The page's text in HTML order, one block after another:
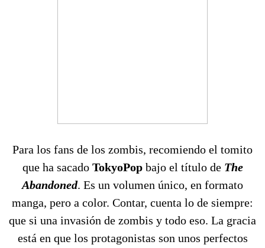
Para los fans de los zombis, recomiendo el tomito
que ha sacado TokyoPop bajo el título de The
Abandoned. Es un volumen único, en formato
manga, pero a color. Contar, cuenta lo de siempre:
que si una invasión de zombis y todo eso. La gracia
está en que los protagonistas son unos perfectos